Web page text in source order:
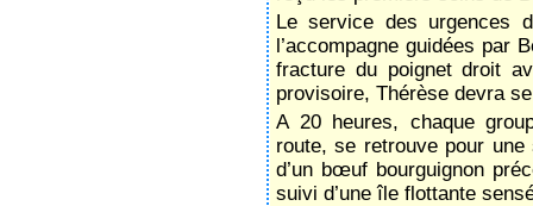
Le service des urgences
l’accompagne guidées par
fracture du poignet droit
provisoire, Thérèse devra
A 20 heures, chaque
route, se retrouve pour
d’un bœuf bourguignon
suivi d’une île flottante